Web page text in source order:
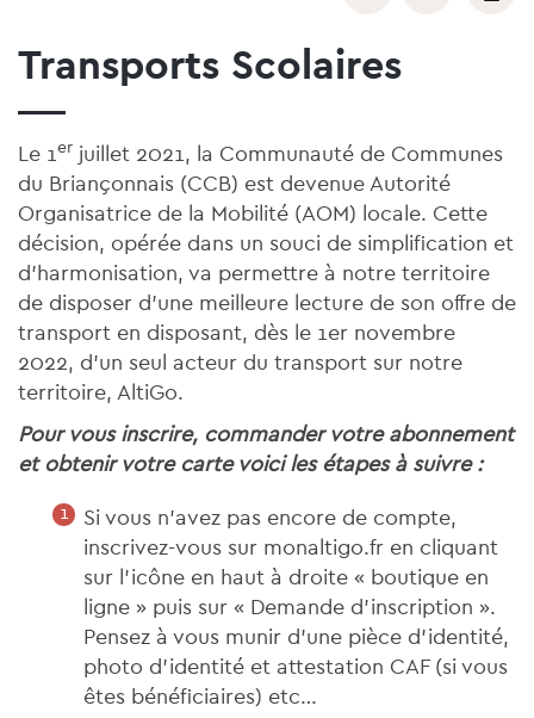
Transports Scolaires
Le 1er juillet 2021, la Communauté de Communes
du Briançonnais (CCB) est devenue Autorité
Organisatrice de la Mobilité (AOM) locale. Cette
décision, opérée dans un souci de simplification et
d’harmonisation, va permettre à notre territoire
de disposer d'une meilleure lecture de son offre de
transport en disposant, dès le 1er novembre
2022, d'un seul acteur du transport sur notre
territoire, AltiGo.
Pour vous inscrire, commander votre abonnement
et obtenir votre carte voici les étapes à suivre :
Si vous n’avez pas encore de compte,
inscrivez-vous sur monaltigo.fr en cliquant
sur l’icône en haut à droite « boutique en
ligne » puis sur « Demande d’inscription ».
Pensez à vous munir d’une pièce d’identité,
photo d’identité et attestation CAF (si vous
êtes bénéficiaires) etc…